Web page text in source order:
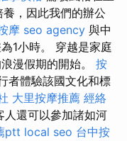
，因此我們的辦公
摩 seo agency 與中
1小時。 穿越是家庭
漫假期的開始。 按
者體驗該國文化和標
大里按摩推薦 經絡
人還可以參加諸如河
ptt local seo 台中按